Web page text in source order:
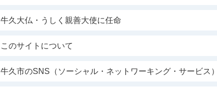
牛久大仏・うしく親善大使に任命
このサイトについて
牛久市のSNS（ソーシャル・ネットワーキング・サービス）